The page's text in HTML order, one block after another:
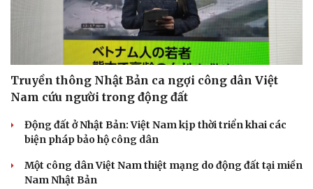
Truyền thông Nhật Bản ca ngợi công dân Việt
Nam cứu người trong động đất
Động đất ở Nhật Bản: Việt Nam kịp thời triển khai các
biện pháp bảo hộ công dân
Một công dân Việt Nam thiệt mạng do động đất tại miền
Nam Nhật Bản